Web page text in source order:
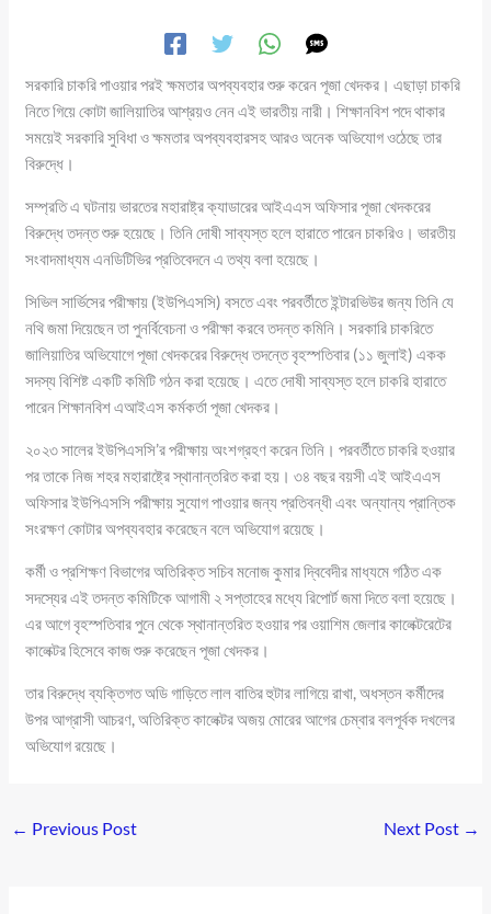
সরকারি চাকরি পাওয়ার পরই ক্ষমতার অপব্যবহার শুরু করেন পূজা খেদকর। এছাড়া চাকরি
নিতে গিয়ে কোটা জালিয়াতির আশ্রয়ও নেন এই ভারতীয় নারী। শিক্ষানবিশ পদে থাকার
সময়েই সরকারি সুবিধা ও ক্ষমতার অপব্যবহারসহ আরও অনেক অভিযোগ ওঠেছে তার
বিরুদ্ধে।
সম্প্রতি এ ঘটনায় ভারতের মহারাষ্ট্র ক্যাডারের আইএএস অফিসার পূজা খেদকরের
বিরুদ্ধে তদন্ত শুরু হয়েছে। তিনি দোষী সাব্যস্ত হলে হারাতে পারেন চাকরিও। ভারতীয়
সংবাদমাধ্যম এনডিটিভির প্রতিবেদনে এ তথ্য বলা হয়েছে।
সিভিল সার্ভিসের পরীক্ষায় (ইউপিএসসি) বসতে এবং পরবর্তীতে ইন্টারভিউর জন্য তিনি যে
নথি জমা দিয়েছেন তা পুনর্বিবেচনা ও পরীক্ষা করবে তদন্ত কমিনি। সরকারি চাকরিতে
জালিয়াতির অভিযোগে পূজা খেদকরের বিরুদ্ধে তদন্তে বৃহস্পতিবার (১১ জুলাই) একক
সদস্য বিশিষ্ট একটি কমিটি গঠন করা হয়েছে। এতে দোষী সাব্যস্ত হলে চাকরি হারাতে
পারেন শিক্ষানবিশ এআইএস কর্মকর্তা পূজা খেদকর।
২০২৩ সালের ইউপিএসসি’র পরীক্ষায় অংশগ্রহণ করেন তিনি। পরবর্তীতে চাকরি হওয়ার
পর তাকে নিজ শহর মহারাষ্ট্রে স্থানান্তরিত করা হয়। ৩৪ বছর বয়সী এই আইএএস
অফিসার ইউপিএসসি পরীক্ষায় সুযোগ পাওয়ার জন্য প্রতিবন্ধী এবং অন্যান্য প্রান্তিক
সংরক্ষণ কোটার অপব্যবহার করেছেন বলে অভিযোগ রয়েছে।
কর্মী ও প্রশিক্ষণ বিভাগের অতিরিক্ত সচিব মনোজ কুমার দ্বিবেদীর মাধ্যমে গঠিত এক
সদস্যের এই তদন্ত কমিটিকে আগামী ২ সপ্তাহের মধ্যে রিপোর্ট জমা দিতে বলা হয়েছে।
এর আগে বৃহস্পতিবার পুনে থেকে স্থানান্তরিত হওয়ার পর ওয়াশিম জেলার কালেক্টরেটের
কালেক্টর হিসেবে কাজ শুরু করেছেন পূজা খেদকর।
তার বিরুদ্ধে ব্যক্তিগত অডি গাড়িতে লাল বাতির হুটার লাগিয়ে রাখা, অধস্তন কর্মীদের
উপর আগ্রাসী আচরণ, অতিরিক্ত কালেক্টর অজয় মোরের আগের চেম্বার বলপূর্বক দখলের
অভিযোগ রয়েছে।
← Previous Post Next Post →